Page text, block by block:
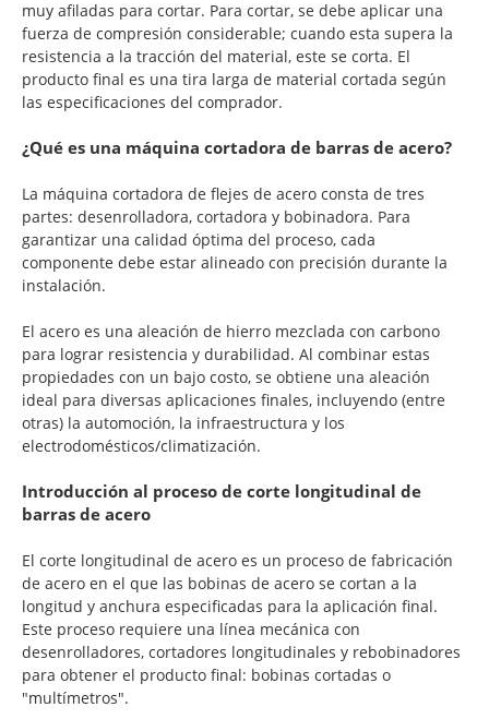
muy afiladas para cortar. Para cortar, se debe aplicar una
fuerza de compresión considerable; cuando esta supera la
resistencia a la tracción del material, este se corta. El
producto final es una tira larga de material cortada según
las especificaciones del comprador.
¿Qué es una máquina cortadora de barras de acero?
La máquina cortadora de flejes de acero consta de tres
partes: desenrolladora, cortadora y bobinadora. Para
garantizar una calidad óptima del proceso, cada
componente debe estar alineado con precisión durante la
instalación.
El acero es una aleación de hierro mezclada con carbono
para lograr resistencia y durabilidad. Al combinar estas
propiedades con un bajo costo, se obtiene una aleación
ideal para diversas aplicaciones finales, incluyendo (entre
otras) la automoción, la infraestructura y los
electrodomésticos/climatización.
Introducción al proceso de corte longitudinal de
barras de acero
El corte longitudinal de acero es un proceso de fabricación
de acero en el que las bobinas de acero se cortan a la
longitud y anchura especificadas para la aplicación final.
Este proceso requiere una línea mecánica con
desenrolladores, cortadores longitudinales y rebobinadores
para obtener el producto final: bobinas cortadas o
"multímetros".